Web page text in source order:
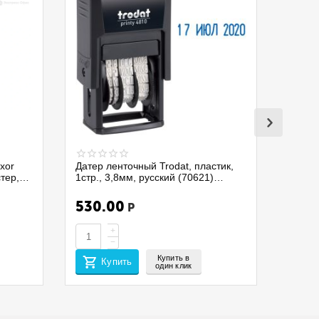
Датер ленточный Trodat, пластик,
1стр., 3,8мм, русский (70621)
530.00 Р
+
−
Купить
Купить в
один клик